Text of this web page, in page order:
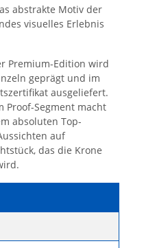
abstrakte Motiv der
visuelles Erlebnis
Premium-Edition wird
geprägt und im
ausgeliefert.
Proof-Segment macht
absoluten Top-
auf
das die Krone